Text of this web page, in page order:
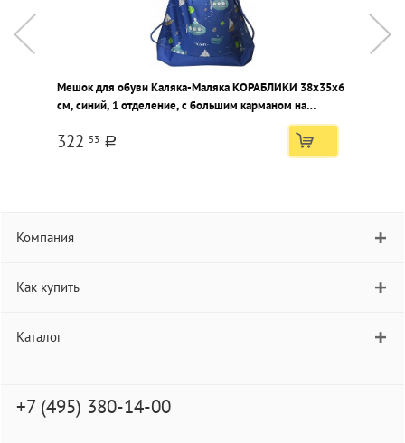
Мешок для обуви Каляка-Маляка КОРАБЛИКИ 38x35x6
см, синий, 1 отделение, с большим карманом на
322 53 a
Компания
Как купить
Каталог
+7 (495) 380-14-00